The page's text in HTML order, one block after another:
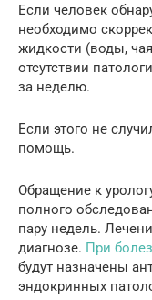
Если человек
необходимо
жидкости (воды,
отсутствии
за неделю.
Если этого не
помощь.
Обращение к
полного
пару недель.
диагнозе. При
будут назначены
эндокринных